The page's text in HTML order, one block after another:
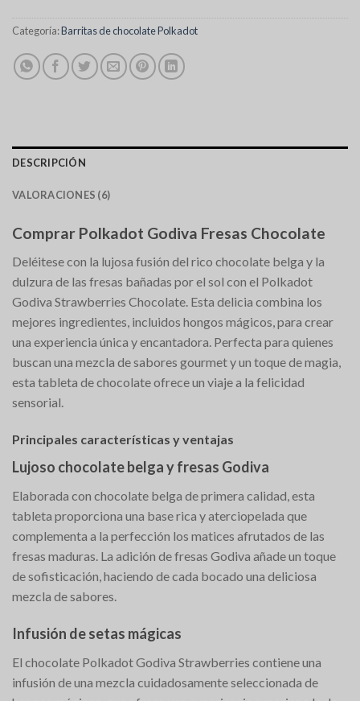
Categoría:Barritas de chocolate Polkadot
DESCRIPCIÓN
VALORACIONES (6)
Comprar Polkadot Godiva Fresas Chocolate
Deléitese con la lujosa fusión del rico chocolate belga y la
dulzura de las fresas bañadas por el sol con el Polkadot
Godiva Strawberries Chocolate. Esta delicia combina los
mejores ingredientes, incluidos hongos mágicos, para crear
una experiencia única y encantadora. Perfecta para quienes
buscan una mezcla de sabores gourmet y un toque de magia,
esta tableta de chocolate ofrece un viaje a la felicidad
sensorial.
Principales características y ventajas
Lujoso chocolate belga y fresas Godiva
Elaborada con chocolate belga de primera calidad, esta
tableta proporciona una base rica y aterciopelada que
complementa a la perfección los matices afrutados de las
fresas maduras. La adición de fresas Godiva añade un toque
de sofisticación, haciendo de cada bocado una deliciosa
mezcla de sabores.
Infusión de setas mágicas
El chocolate Polkadot Godiva Strawberries contiene una
infusión de una mezcla cuidadosamente seleccionada de